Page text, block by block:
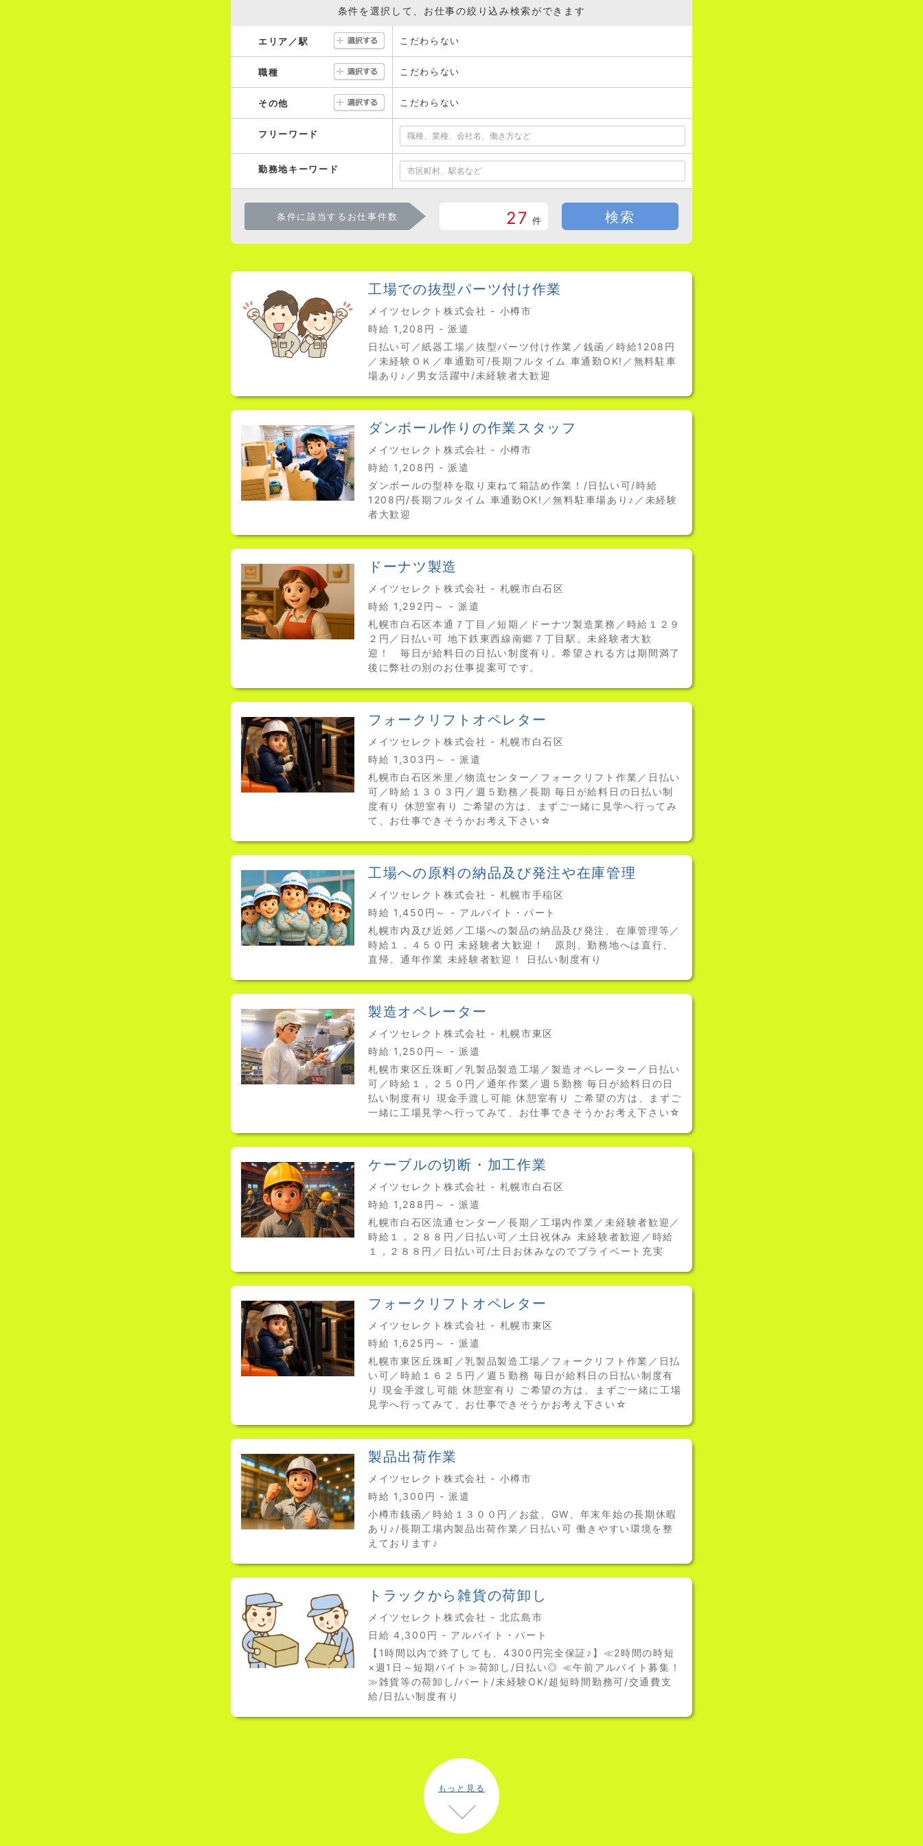
条件を選択して、お仕事の絞り込み検索ができます
エリア／駅 こだわらない
職種 こだわらない
その他 こだわらない
フリーワード
勤務地キーワード
条件に該当するお仕事件数 27 件 検索
工場での抜型パーツ付け作業
メイツセレクト株式会社 - 小樽市
時給 1,208円 - 派遣
日払い可／紙器工場／抜型パーツ付け作業／銭函／時給1208円
／未経験ＯＫ／車通勤可/長期フルタイム 車通勤OK!／無料駐車
場あり♪／男女活躍中/未経験者大歓迎
ダンボール作りの作業スタッフ
メイツセレクト株式会社 - 小樽市
時給 1,208円 - 派遣
ダンボールの型枠を取り束ねて箱詰め作業！/日払い可/時給
1208円/長期フルタイム 車通勤OK!／無料駐車場あり♪／未経験
者大歓迎
ドーナツ製造
メイツセレクト株式会社 - 札幌市白石区
時給 1,292円～ - 派遣
札幌市白石区本通７丁目／短期／ドーナツ製造業務／時給１２９
２円／日払い可 地下鉄東西線南郷７丁目駅。未経験者大歓
迎！ 毎日が給料日の日払い制度有り。希望される方は期間満了
後に弊社の別のお仕事提案可です。
フォークリフトオペレター
メイツセレクト株式会社 - 札幌市白石区
時給 1,303円～ - 派遣
札幌市白石区米里／物流センター／フォークリフト作業／日払い
可／時給１３０３円／週５勤務／長期 毎日が給料日の日払い制
度有り 休憩室有り ご希望の方は、まずご一緒に見学へ行ってみ
て、お仕事できそうかお考え下さい☆
工場への原料の納品及び発注や在庫管理
メイツセレクト株式会社 - 札幌市手稲区
時給 1,450円～ - アルバイト・パート
札幌市内及び近郊／工場への製品の納品及び発注、在庫管理等／
時給１，４５０円 未経験者大歓迎！ 原則、勤務地へは直行、
直帰。通年作業 未経験者歓迎！ 日払い制度有り
製造オペレーター
メイツセレクト株式会社 - 札幌市東区
時給 1,250円～ - 派遣
札幌市東区丘珠町／乳製品製造工場／製造オペレーター／日払い
可／時給１，２５０円／通年作業／週５勤務 毎日が給料日の日
払い制度有り 現金手渡し可能 休憩室有り ご希望の方は、まずご
一緒に工場見学へ行ってみて、お仕事できそうかお考え下さい☆
ケーブルの切断・加工作業
メイツセレクト株式会社 - 札幌市白石区
時給 1,288円～ - 派遣
札幌市白石区流通センター／長期／工場内作業／未経験者歓迎／
時給１，２８８円／日払い可／土日祝休み 未経験者歓迎／時給
１，２８８円／日払い可/土日お休みなのでプライベート充実
フォークリフトオペレター
メイツセレクト株式会社 - 札幌市東区
時給 1,625円～ - 派遣
札幌市東区丘珠町／乳製品製造工場／フォークリフト作業／日払
い可／時給１６２５円／週５勤務 毎日が給料日の日払い制度有
り 現金手渡し可能 休憩室有り ご希望の方は、まずご一緒に工場
見学へ行ってみて、お仕事できそうかお考え下さい☆
製品出荷作業
メイツセレクト株式会社 - 小樽市
時給 1,300円 - 派遣
小樽市銭函／時給１３００円／お盆、GW、年末年始の長期休暇
あり♪/長期工場内製品出荷作業／日払い可 働きやすい環境を整
えております♪
トラックから雑貨の荷卸し
メイツセレクト株式会社 - 北広島市
日給 4,300円 - アルバイト・パート
【1時間以内で終了しても、4300円完全保証♪】≪2時間の時短
×週1日～短期バイト≫荷卸し/日払い◎ ≪午前アルバイト募集！
≫雑貨等の荷卸し/パート/未経験OK/超短時間勤務可/交通費支
給/日払い制度有り
もっと見る